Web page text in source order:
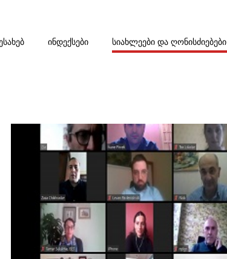
ᲘᲜᲓᲔᲥᲡᲔᲑᲘ ᲡᲘᲐᲮᲚᲔᲔᲑᲘ ᲓᲐ ᲦᲝᲜᲘᲡᲫᲘᲔᲑᲔᲑᲘ